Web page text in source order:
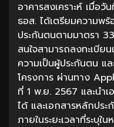
อาคารสงเคราะห์ เมื่อ
ธอส. ได้เตรียมความพ
ประกันตนตามมาตรา
สนใจสามารถลงทะเบีย
ความเป็นผู้ประกันตน แ
โครงการ ผ่านทาง
ที่ 1 พ.ย. 2567 และนำ
ได้ และเอกสารหลักปร
ภายในระยะเวลาที่ระบุ